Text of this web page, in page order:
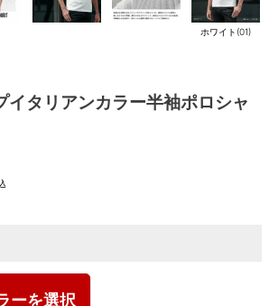
ホワイト(01)
イタリアンカラー半袖ポロシャ
ーを選択